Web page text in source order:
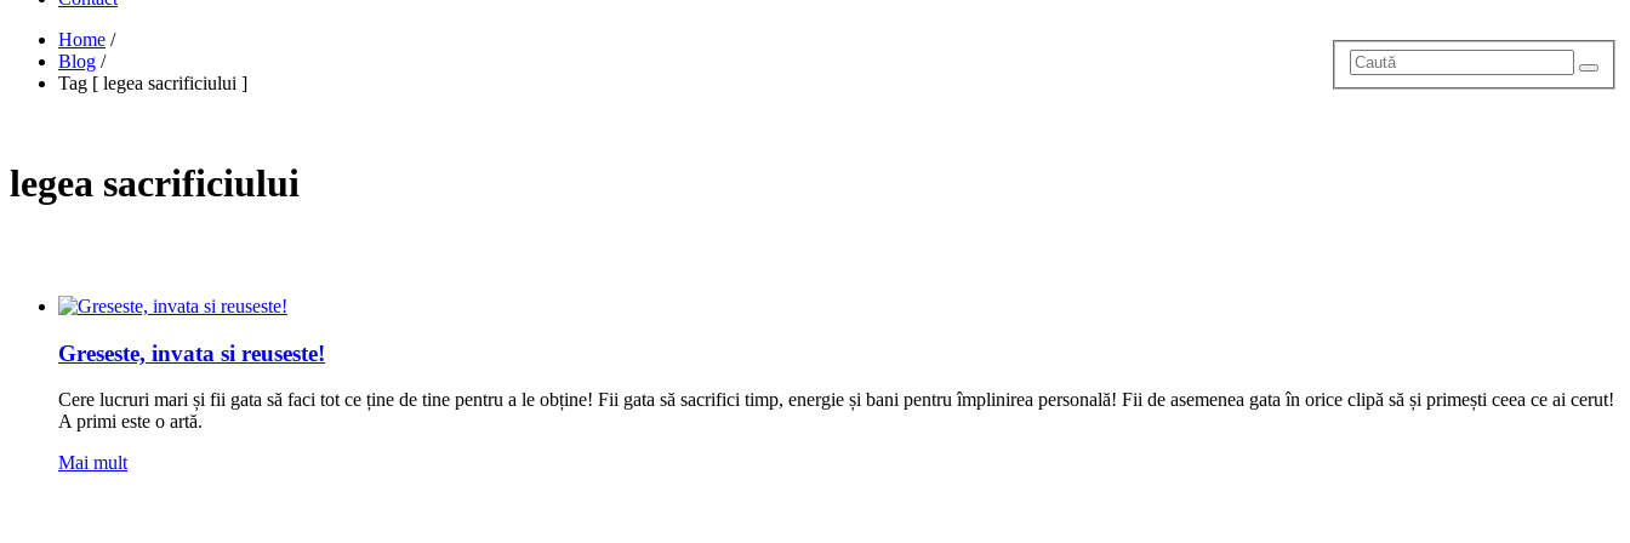
Home /
Blog /
Tag [ legea sacrificiului ]
legea sacrificiului
Greseste, invata si reuseste!
Cere lucruri mari și fii gata să faci tot ce ține de tine pentru a le obține! Fii gata să sacrifici timp, energie și bani pentru împlinirea personală! Fii de asemenea gata în orice clipă să și primești ceea ce ai cerut!
A primi este o artă.
Mai mult